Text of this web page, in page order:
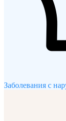
Заболевания с